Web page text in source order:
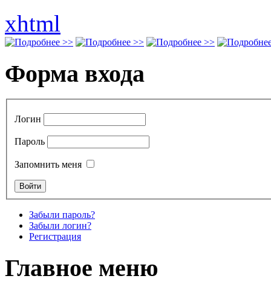
xhtml
Форма входа
Логин
Пароль
Запомнить меня
Забыли пароль?
Забыли логин?
Регистрация
Главное меню